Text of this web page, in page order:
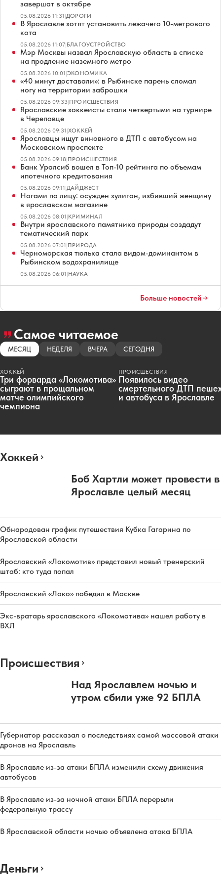
завершат в октябре
05.08.2026 11:31|ДОРОГИ
В Ярославле хотят установить лежачего 10-метрового
кота
05.08.2026 11:07|БЛАГОУСТРОЙСТВО
Мэр Москвы назвал Ярославскую область в списке
на продление наземного метро
05.08.2026 10:01|ЭКОНОМИКА
«40 минут доставали»: в Рыбинске парень сломал
ногу на территории заброшки
05.08.2026 09:33|ПРОИСШЕСТВИЯ
Ярославские хоккеисты стали четвертыми на турнире
в Череповце
05.08.2026 09:31|ХОККЕЙ
Ярославцы ищут виновного в ДТП с автобусом на
Московском проспекте
05.08.2026 09:18|ПРОИСШЕСТВИЯ
Банк Уралсиб вошел в Топ-10 рейтинга по объемам
ипотечного кредитования
05.08.2026 09:11|ДАЙДЖЕСТ
Ногами по лицу: осужден хулиган, избивший женщину
в ярославском магазине
05.08.2026 08:01|КРИМИНАЛ
Внутри ярославского памятника природы создадут
тематический парк
05.08.2026 07:01|ПРИРОДА
Черноморская тюлька стала видом-доминантом в
Рыбинском водохранилище
05.08.2026 06:01|НАУКА
Больше новостей
Самое читаемое
МЕСЯЦ НЕДЕЛЯ ВЧЕРА СЕГОДНЯ
ХОККЕЙ
Три форварда «Локомотива»
сыграют в прощальном
матче олимпийского
чемпиона
ПРОИСШЕСТВИЯ
Появилось видео
смертельного ДТП
и автобуса в Ярославле
Хоккей
Боб Хартли может провести в
Ярославле целый месяц
Обнародован график путешествия Кубка Гагарина по
Ярославской области
Ярославский «Локомотив» представил новый тренерский
штаб: кто туда попал
Ярославский «Локо» победил в Москве
Экс-вратарь ярославского «Локомотива» нашел работу в
ВХЛ
Происшествия
Над Ярославлем ночью и
утром сбили уже 92 БПЛА
Губернатор рассказал о последствиях самой массовой атаки
дронов на Ярославль
В Ярославле из-за атаки БПЛА изменили схему движения
автобусов
В Ярославле из-за ночной атаки БПЛА перерыли
федеральную трассу
В Ярославской области ночью объявлена атака БПЛА
Деньги